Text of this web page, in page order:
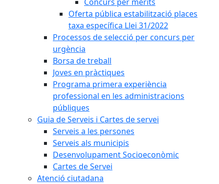
Oferta pública estabilització places
taxa específica Llei 31/2022
Processos de selecció per concurs per
urgència
Borsa de treball
Joves en pràctiques
Programa primera experiència
professional en les administracions
públiques
Guia de Serveis i Cartes de servei
Serveis a les persones
Serveis als municipis
Desenvolupament Socioeconòmic
Cartes de Servei
Atenció ciutadana